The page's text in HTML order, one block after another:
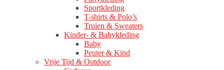
Sportkleding
T-shirts & Polo’s
Truien & Sweaters
Kinder- & Babykleding
Baby
Peuter & Kind
Vrije Tijd & Outdoor